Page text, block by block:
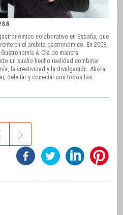
colaborativo en España, que
en el ámbito gastronómico. En 2008,
& Cía de manera
un sueño hecho realidad combinar
la creatividad y la divulgación. Ahora
deleitar y conectar con todos los